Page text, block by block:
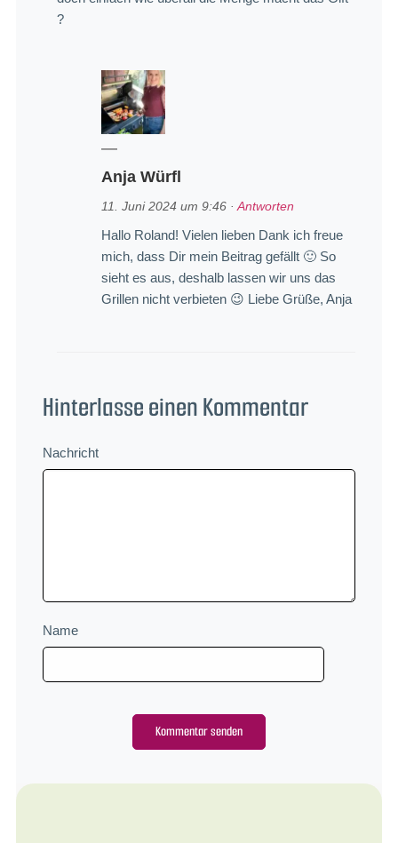
?
Anja Würfl
11. Juni 2024 um 9:46· Antworten
Hallo Roland! Vielen lieben Dank ich freue
mich, dass Dir mein Beitrag gefällt 🙂 So
sieht es aus, deshalb lassen wir uns das
Grillen nicht verbieten 😉 Liebe Grüße, Anja
Hinterlasse einen Kommentar
Nachricht
Name